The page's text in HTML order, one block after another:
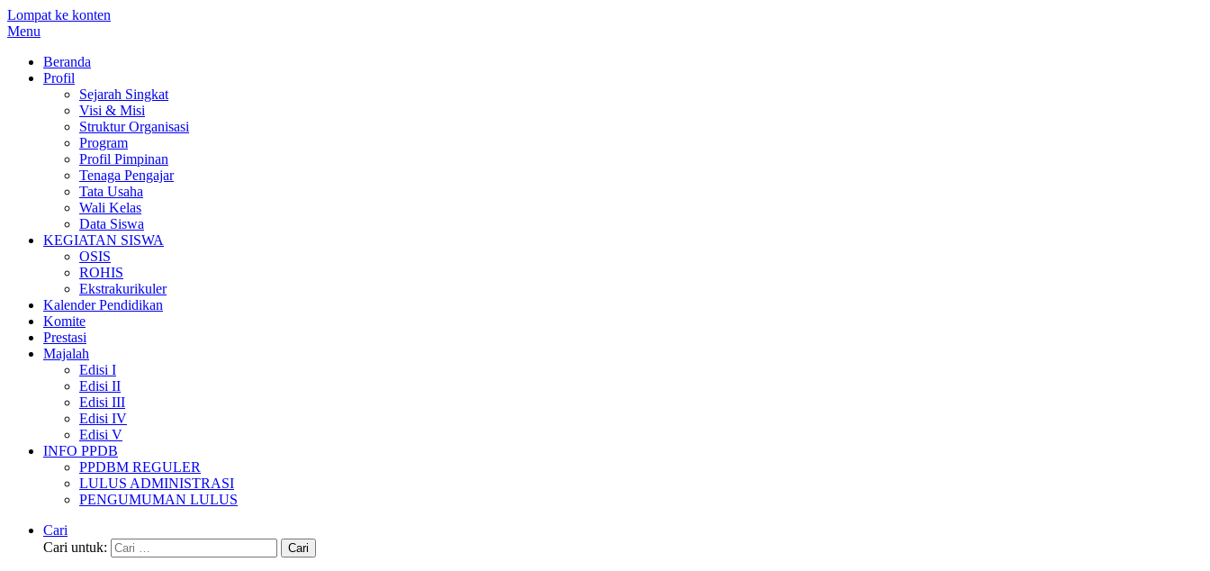
Lompat ke konten
Menu
Beranda
Profil
Sejarah Singkat
Visi & Misi
Struktur Organisasi
Program
Profil Pimpinan
Tenaga Pengajar
Tata Usaha
Wali Kelas
Data Siswa
KEGIATAN SISWA
OSIS
ROHIS
Ekstrakurikuler
Kalender Pendidikan
Komite
Prestasi
Majalah
Edisi I
Edisi II
Edisi III
Edisi IV
Edisi V
INFO PPDB
PPDBM REGULER
LULUS ADMINISTRASI
PENGUMUMAN LULUS
Cari
Cari untuk: